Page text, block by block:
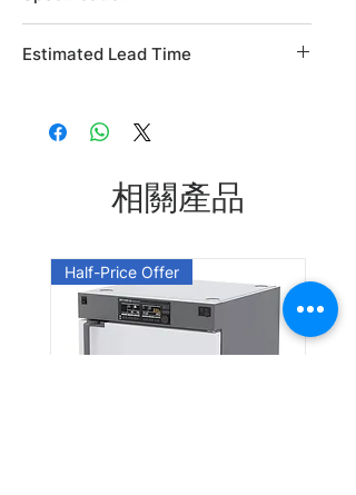
Country of Origin: USA
L06186.06
Leadtime: Please enquire us
Estimated Lead Time
相關產品
Half-Price Offer